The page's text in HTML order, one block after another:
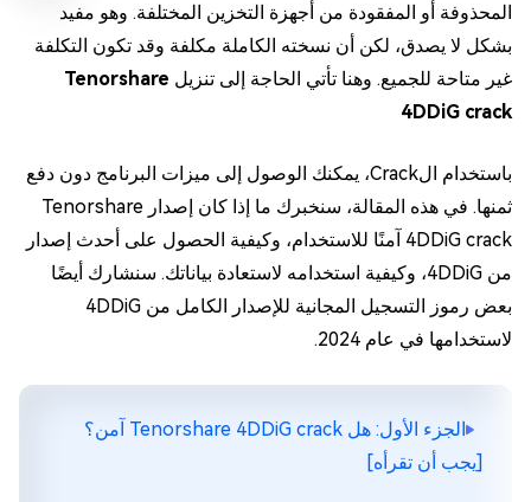
المحذوفة أو المفقودة من أجهزة التخزين المختلفة. وهو مفيد
بشكل لا يصدق، لكن أن نسخته الكاملة مكلفة وقد تكون التكلفة
غير متاحة للجميع. وهنا تأتي الحاجة إلى تنزيل Tenorshare
4DDiG crack
باستخدام الCrack، يمكنك الوصول إلى ميزات البرنامج دون دفع
ثمنها. في هذه المقالة، سنخبرك ما إذا كان إصدار Tenorshare
4DDiG crack آمنًا للاستخدام، وكيفية الحصول على أحدث إصدار
من 4DDiG، وكيفية استخدامه لاستعادة بياناتك. سنشارك أيضًا
بعض رموز التسجيل المجانية للإصدار الكامل من 4DDiG
لاستخدامها في عام 2024.
الجزء الأول: هل Tenorshare 4DDiG crack آمن؟
[يجب أن تقرأه]